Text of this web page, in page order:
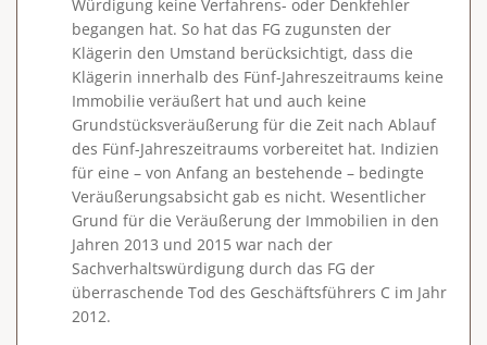
Würdigung keine Verfahrens- oder Denkfehler
begangen hat. So hat das FG zugunsten der
Klägerin den Umstand berücksichtigt, dass die
Klägerin innerhalb des Fünf-Jahreszeitraums keine
Immobilie veräußert hat und auch keine
Grundstücksveräußerung für die Zeit nach Ablauf
des Fünf-Jahreszeitraums vorbereitet hat. Indizien
für eine – von Anfang an bestehende – bedingte
Veräußerungsabsicht gab es nicht. Wesentlicher
Grund für die Veräußerung der Immobilien in den
Jahren 2013 und 2015 war nach der
Sachverhaltswürdigung durch das FG der
überraschende Tod des Geschäftsführers C im Jahr
2012.